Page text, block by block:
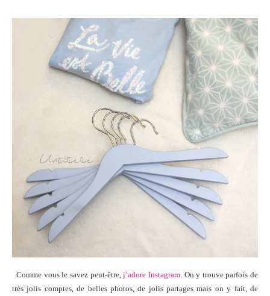
Comme vous le savez peut-être,j’adore Instagram. On y trouve parfois de
très jolis comptes, de belles photos, de jolis partages mais on y fait, de